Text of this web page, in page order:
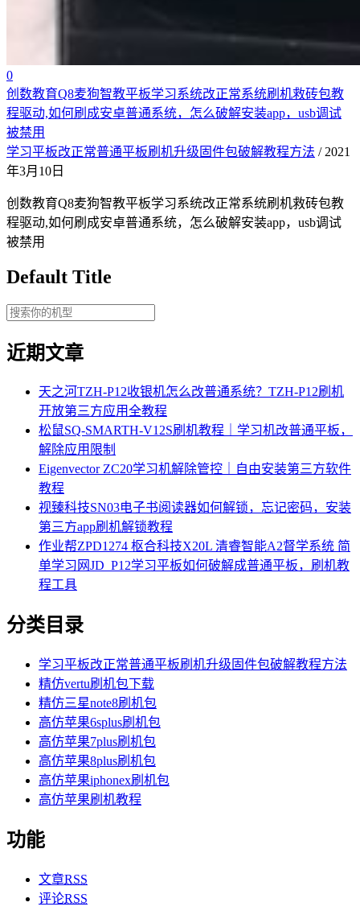
0
创数教育Q8麦狗智教平板学习系统改正常系统刷机救砖包教
程驱动,如何刷成安卓普通系统，怎么破解安装app，usb调试
被禁用
学习平板改正常普通平板刷机升级固件包破解教程方法 / 2021
年3月10日
创数教育Q8麦狗智教平板学习系统改正常系统刷机救砖包教
程驱动,如何刷成安卓普通系统，怎么破解安装app，usb调试
被禁用
Default Title
近期文章
天之河TZH-P12收银机怎么改普通系统？TZH-P12刷机
开放第三方应用全教程
松鼠SQ-SMARTH-V12S刷机教程｜学习机改普通平板，
解除应用限制
Eigenvector ZC20学习机解除管控｜自由安装第三方软件
教程
视臻科技SN03电子书阅读器如何解锁，忘记密码，安装
第三方app刷机解锁教程
作业帮ZPD1274 枢合科技X20L 清睿智能A2督学系统 简
单学习网JD_P12学习平板如何破解成普通平板，刷机教
程工具
分类目录
学习平板改正常普通平板刷机升级固件包破解教程方法
精仿vertu刷机包下载
精仿三星note8刷机包
高仿苹果6splus刷机包
高仿苹果7plus刷机包
高仿苹果8plus刷机包
高仿苹果iphonex刷机包
高仿苹果刷机教程
功能
文章RSS
评论RSS